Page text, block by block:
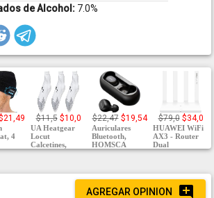
de Alcohol: 7.0%
4
$11,5 $10,0
UA Heatgear
Locut
Calcetines,
$22,47 $19,54
Auriculares
Bluetooth,
HOMSCA
$79,0 $34,0
HUAWEI WiFi
AX3 - Router
Dual
AGREGAR OPINION